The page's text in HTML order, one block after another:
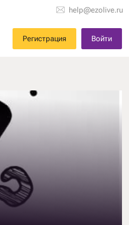
help@ezolive.ru
Регистрация Войти